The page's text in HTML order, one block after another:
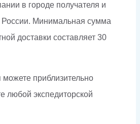
в городе получателя и
России. Минимальная сумма
доставки составляет 30
приблизительно
любой экспедиторской